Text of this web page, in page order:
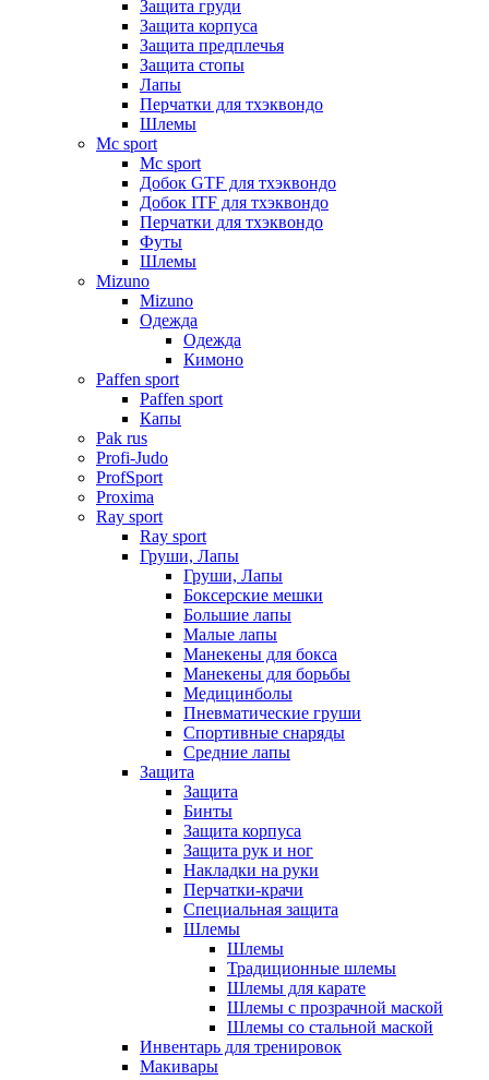
Защита груди
Защита корпуса
Защита предплечья
Защита стопы
Лапы
Перчатки для тхэквондо
Шлемы
Mс sport
Mс sport
Добок GTF для тхэквондо
Добок ITF для тхэквондо
Перчатки для тхэквондо
Футы
Шлемы
Mizuno
Mizuno
Одежда
Одежда
Кимоно
Paffen sport
Paffen sport
Капы
Pak rus
Profi-Judo
ProfSport
Proxima
Ray sport
Ray sport
Груши, Лапы
Груши, Лапы
Боксерские мешки
Большие лапы
Малые лапы
Манекены для бокса
Манекены для борьбы
Медицинболы
Пневматические груши
Спортивные снаряды
Средние лапы
Защита
Защита
Бинты
Защита корпуса
Защита рук и ног
Накладки на руки
Перчатки-крачи
Специальная защита
Шлемы
Шлемы
Традиционные шлемы
Шлемы для карате
Шлемы с прозрачной маской
Шлемы со стальной маской
Инвентарь для тренировок
Макивары